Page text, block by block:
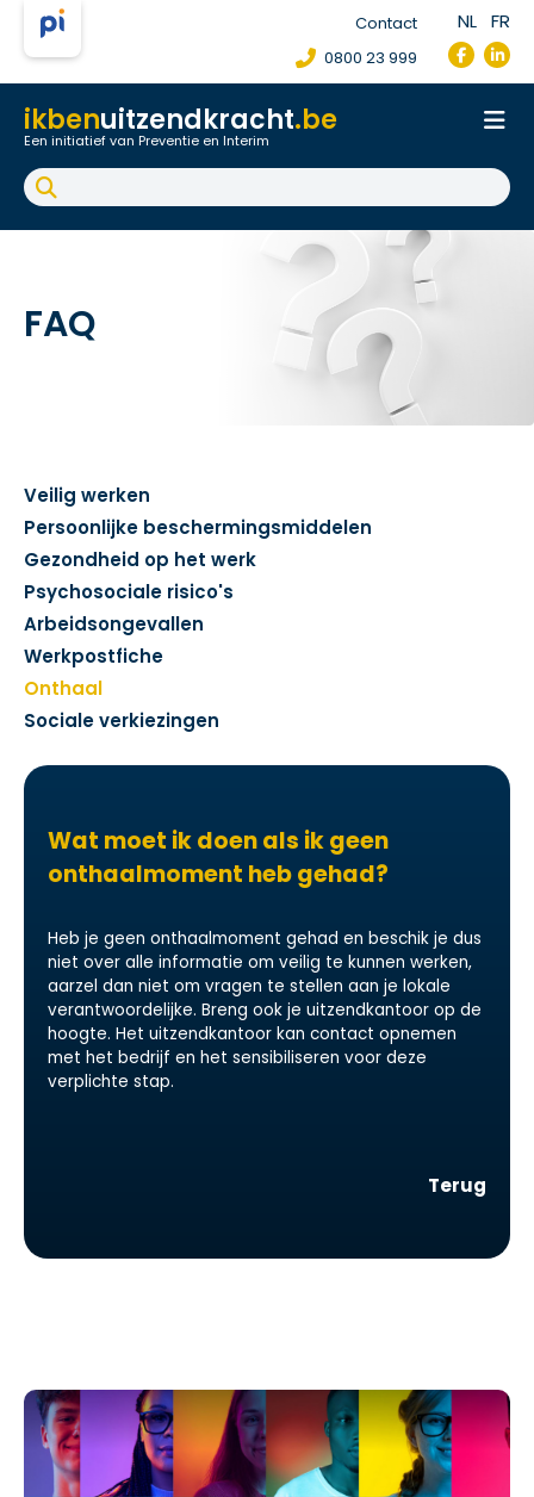
Contact
0800 23 999
NL FR
ikbenuitzendkracht.be
Een initiatief van Preventie en Interim
Onthaal
Werkpostfiche
Arbeidsongeval
FAQ
Veilig werken
Persoonlijke beschermingsmiddelen
Gezondheid op het werk
Psychosociale risico's
Arbeidsongevallen
Werkpostfiche
Onthaal
Sociale verkiezingen
Wat moet ik doen als ik geen
onthaalmoment heb gehad?
Heb je geen onthaalmoment gehad en beschik je dus
niet over alle informatie om veilig te kunnen werken,
aarzel dan niet om vragen te stellen aan je lokale
verantwoordelijke. Breng ook je uitzendkantoor op de
hoogte. Het uitzendkantoor kan contact opnemen
met het bedrijf en het sensibiliseren voor deze
verplichte stap.
Terug